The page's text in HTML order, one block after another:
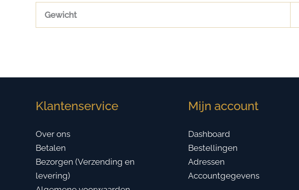
Gewicht
Klantenservice
Over ons
Betalen
Bezorgen (Verzending en
levering)
Mijn account
Dashboard
Bestellingen
Adressen
Accountgegevens